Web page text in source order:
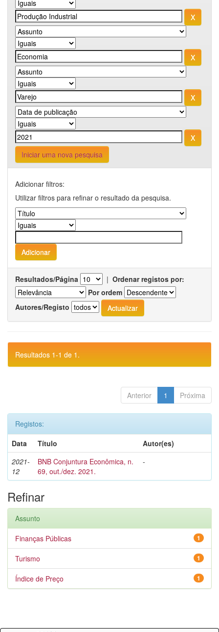
Iniciar uma nova pesquisa
Adicionar filtros:
Utilizar filtros para refinar o resultado da pesquisa.
Resultados/Página | Ordenar registos por:
Por ordem
Autores/Registo
Resultados 1-1 de 1.
Anterior 1 Próxima
Registos:
Data
Título
Autor(es)
2021-
12
BNB Conjuntura Econômica, n.
69, out./dez. 2021.
-
Refinar
Assunto
1
Finanças Públicas
1
Turismo
1
Índice de Preço